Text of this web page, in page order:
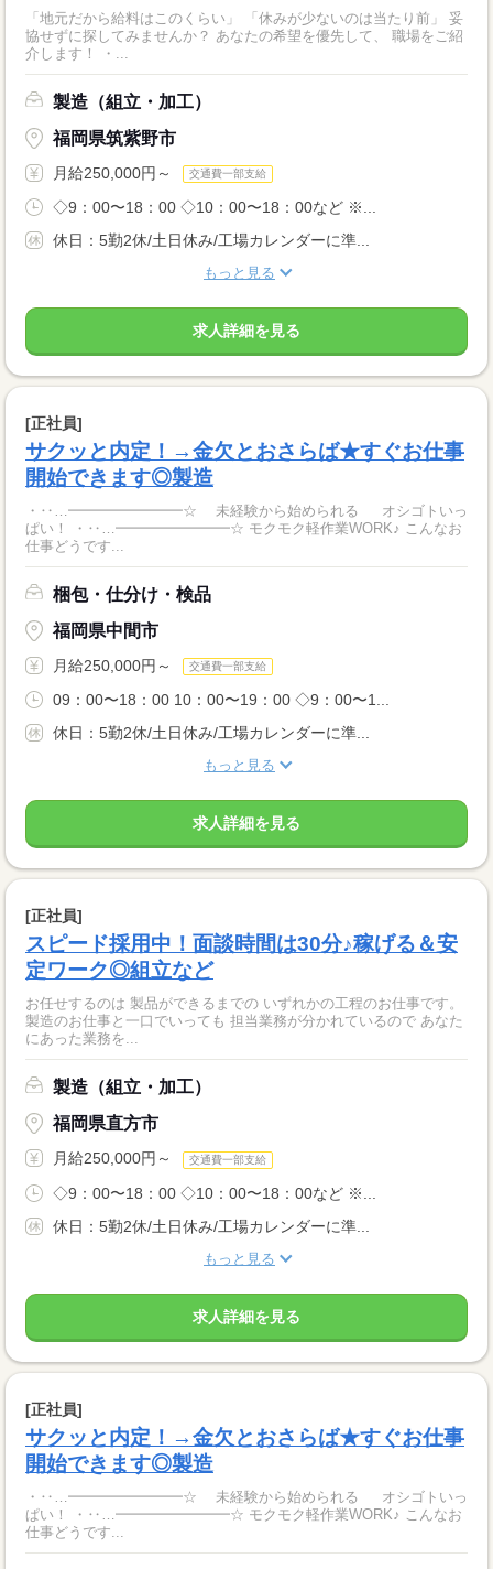
「地元だから給料はこのくらい」 「休みが少ないのは当たり前」 妥
協せずに探してみませんか？ あなたの希望を優先して、 職場をご紹
介します！ ・...
製造（組立・加工）
福岡県筑紫野市
月給250,000円～ 交通費一部支給
◇9：00〜18：00 ◇10：00〜18：00など ※...
休日：5勤2休/土日休み/工場カレンダーに準...
もっと見る
求人詳細を見る
[正社員]
サクッと内定！→金欠とおさらば★すぐお仕事
開始できます◎製造
・‥…━━━━━━━━☆ 未経験から始められる オシゴトいっ
ぱい！ ・‥…━━━━━━━━☆ モクモク軽作業WORK♪ こんなお
仕事どうです...
梱包・仕分け・検品
福岡県中間市
月給250,000円～ 交通費一部支給
09：00〜18：00 10：00〜19：00 ◇9：00〜1...
休日：5勤2休/土日休み/工場カレンダーに準...
もっと見る
求人詳細を見る
[正社員]
スピード採用中！面談時間は30分♪稼げる＆安
定ワーク◎組立など
お任せするのは 製品ができるまでの いずれかの工程のお仕事です。
製造のお仕事と一口でいっても 担当業務が分かれているので あなた
にあった業務を...
製造（組立・加工）
福岡県直方市
月給250,000円～ 交通費一部支給
◇9：00〜18：00 ◇10：00〜18：00など ※...
休日：5勤2休/土日休み/工場カレンダーに準...
もっと見る
求人詳細を見る
[正社員]
サクッと内定！→金欠とおさらば★すぐお仕事
開始できます◎製造
・‥…━━━━━━━━☆ 未経験から始められる オシゴトいっ
ぱい！ ・‥…━━━━━━━━☆ モクモク軽作業WORK♪ こんなお
仕事どうです...